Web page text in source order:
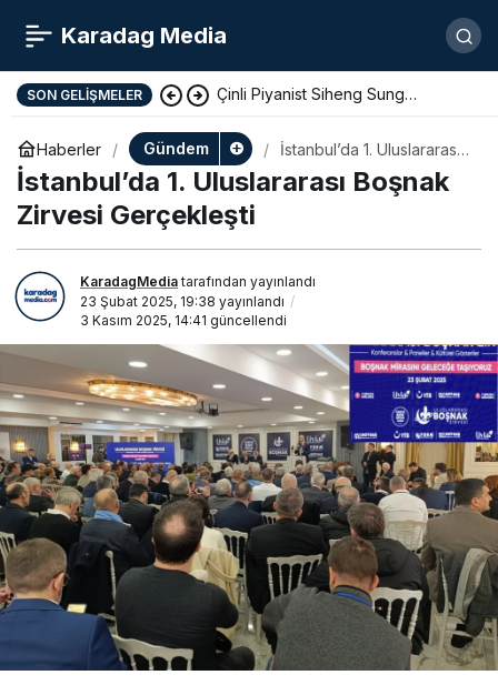
Karadag Media
SON GELIŞMELER Çinli Piyanist Siheng Sung
KotorArt Festivalinde Sahne Alıyor
Haberler Gündem
İstanbul’da 1. Uluslararası
Boşnak Zirvesi
Gerçekleşti
İstanbul’da 1. Uluslararası Boşnak
Zirvesi Gerçekleşti
KaradagMediatarafından yayınlandı
23 Şubat 2025, 19:38 yayınlandı
3 Kasım 2025, 14:41 güncellendi